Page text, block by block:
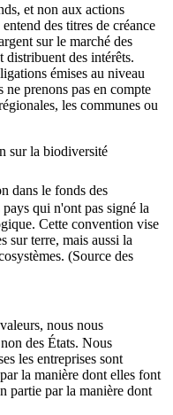
et non aux actions
des titres de créance
sur le marché des
distribuent des intérêts.
émises au niveau
prenons pas en compte
les communes ou
sur la biodiversité
dans le fonds des
qui n'ont pas signé la
Cette convention vise
sur terre, mais aussi la
(Source des
nous nous
des États. Nous
les entreprises sont
la manière dont elles font
partie par la manière dont